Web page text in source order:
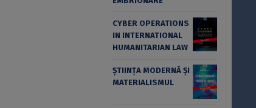
CYBER OPERATIONS
IN INTERNATIONAL
HUMANITARIAN LAW
ȘTIINȚA MODERNĂ ȘI
MATERIALISMUL